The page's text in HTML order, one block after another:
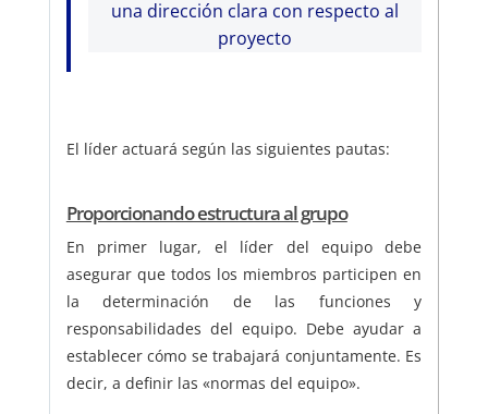
una dirección clara con respecto al
proyecto
El líder actuará según las siguientes pautas:
Proporcionando estructura al grupo
En primer lugar, el líder del equipo debe
asegurar que todos los miembros participen en
la determinación de las funciones y
responsabilidades del equipo. Debe ayudar a
establecer cómo se trabajará conjuntamente. Es
decir, a definir las «normas del equipo».